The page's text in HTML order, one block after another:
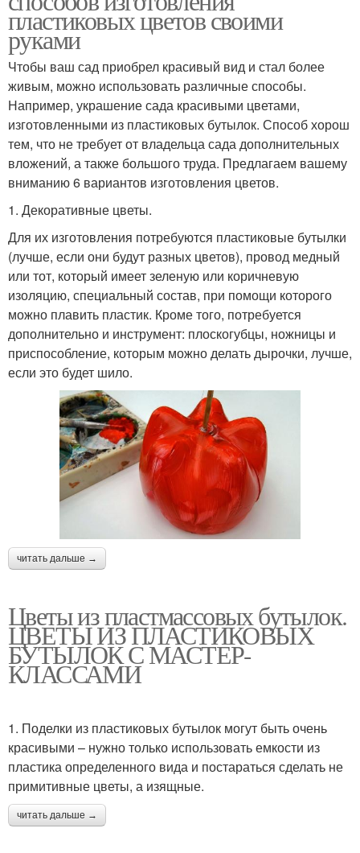
пластиковых цветов своими
руками
Чтобы ваш сад приобрел красивый вид и стал более
живым, можно использовать различные способы.
Например, украшение сада красивыми цветами,
изготовленными из пластиковых бутылок. Способ хорош
тем, что не требует от владельца сада дополнительных
вложений, а также большого труда. Предлагаем вашему
вниманию 6 вариантов изготовления цветов.
1. Декоративные цветы.
Для их изготовления потребуются пластиковые бутылки
(лучше, если они будут разных цветов), провод медный
или тот, который имеет зеленую или коричневую
изоляцию, специальный состав, при помощи которого
можно плавить пластик. Кроме того, потребуется
дополнительно и инструмент: плоскогубцы, ножницы и
приспособление, которым можно делать дырочки, лучше,
если это будет шило.
читать дальше →
Цветы из пластмассовых бутылок.
ЦВЕТЫ ИЗ ПЛАСТИКОВЫХ
БУТЫЛОК С МАСТЕР-
КЛАССАМИ
1. Поделки из пластиковых бутылок могут быть очень
красивыми – нужно только использовать емкости из
пластика определенного вида и постараться сделать не
примитивные цветы, а изящные.
читать дальше →